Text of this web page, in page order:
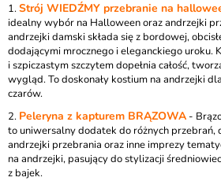
1.Strój WIEDŹMY przebranie na
idealny wybór na Halloween oraz andrzejki
andrzejki damski składa się z bordowej,
dodającymi mrocznego i eleganckiego uroku.
i szpiczastym szczytem dopełnia całość,
wygląd. To doskonały kostium na andrzejki
czarów.
2. Peleryna z kapturem BRĄZOWA -
to uniwersalny dodatek do różnych przebrań,
andrzejki przebrania oraz inne imprezy
na andrzejki, pasujący do stylizacji
z bajek.